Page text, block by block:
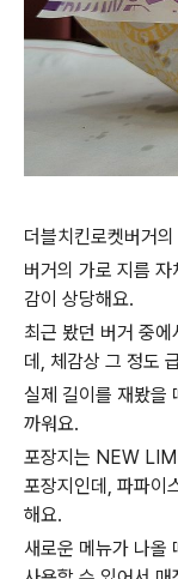
더블치킨로켓버거
버거의 가로 지름 자
감이 상당해요.
최근 봤던 버거 중
데, 체감상 그 정도
실제 길이를 재봤을
까워요.
포장지는 NEW
포장지인데, 파파이
해요.
새로운 메뉴가 나올